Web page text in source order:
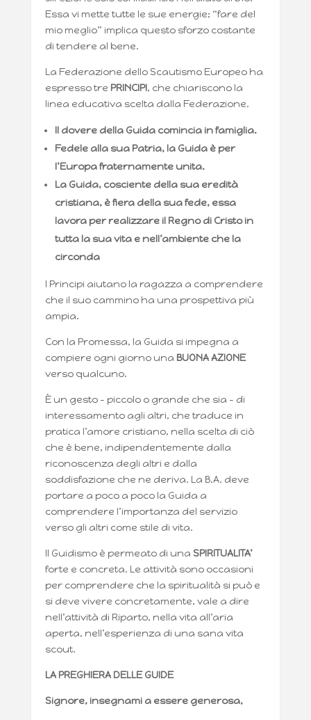
Essa vi mette tutte le sue energie; “fare del
mio meglio” implica questo sforzo costante
di tendere al bene.
La Federazione dello Scautismo Europeo ha
espresso tre PRINCIPI, che chiariscono la
linea educativa scelta dalla Federazione.
Il dovere della Guida comincia in famiglia.
Fedele alla sua Patria, la Guida è per
l’Europa fraternamente unita.
La Guida, cosciente della sua eredità
cristiana, è fiera della sua fede, essa
lavora per realizzare il Regno di Cristo in
tutta la sua vita e nell’ambiente che la
circonda
I Principi aiutano la ragazza a comprendere
che il suo cammino ha una prospettiva più
ampia.
Con la Promessa, la Guida si impegna a
compiere ogni giorno una BUONA AZIONE
verso qualcuno.
È un gesto – piccolo o grande che sia – di
interessamento agli altri, che traduce in
pratica l’amore cristiano, nella scelta di ciò
che è bene, indipendentemente dalla
riconoscenza degli altri e dalla
soddisfazione che ne deriva. La B.A. deve
portare a poco a poco la Guida a
comprendere l’importanza del servizio
verso gli altri come stile di vita.
Il Guidismo è permeato di una SPIRITUALITA’
forte e concreta. Le attività sono occasioni
per comprendere che la spiritualità si può e
si deve vivere concretamente, vale a dire
nell’attività di Riparto, nella vita all’aria
aperta, nell’esperienza di una sana vita
scout.
LA PREGHIERA DELLE GUIDE
Signore, insegnami a essere generosa,